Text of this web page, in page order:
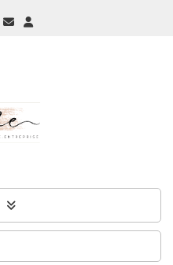
Mon Panier
Checkout